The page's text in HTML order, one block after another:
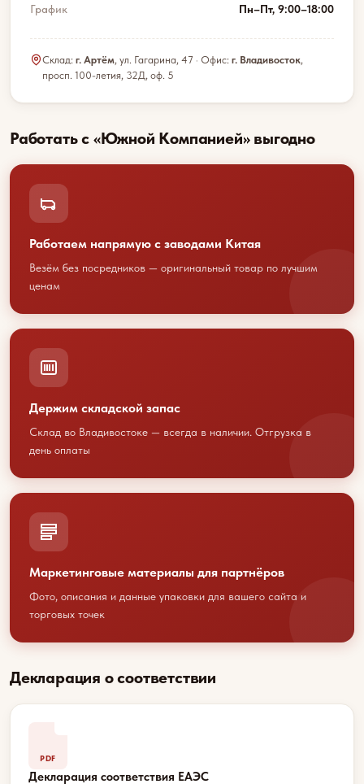
График Пн–Пт, 9:00–18:00
Склад: г. Артём, ул. Гагарина, 47 · Офис: г. Владивосток,
просп. 100-летия, 32Д, оф. 5
Работать с «Южной Компанией» выгодно
Работаем напрямую с заводами Китая
Везём без посредников — оригинальный товар по лучшим
ценам
Держим складской запас
Склад во Владивостоке — всегда в наличии. Отгрузка в
день оплаты
Маркетинговые материалы для партнёров
Фото, описания и данные упаковки для вашего сайта и
торговых точек
Декларация о соответствии
PDF
Декларация соответствия ЕАЭС
Обсудим
сотрудничество?
или оставьте свои контакты
sales@youcofoods.ru
по сотрудничеству
100-летия Владивостоку, 32Д, 1 этаж, оф.5
(вход с улицы)